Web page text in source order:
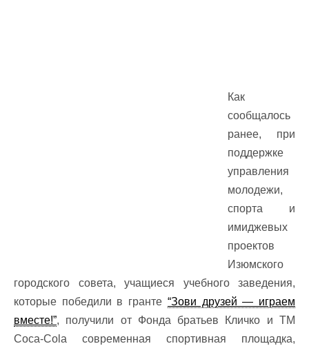
Как
сообщалось
ранее, при
поддержке
управления
молодежи,
спорта и
имиджевых
проектов
Изюмского
городского совета, учащиеся учебного заведения,
которые победили в гранте “Зови друзей — играем
вместе!”, получили от Фонда братьев Кличко и ТМ
Соса-Соla современная спортивная площадка,